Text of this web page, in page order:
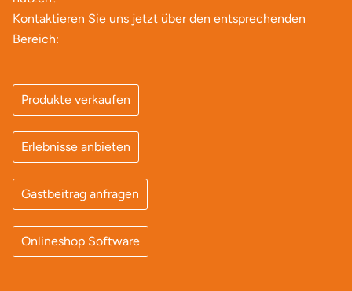
Kontaktieren Sie uns jetzt über den entsprechenden
Bereich:
Produkte verkaufen
Erlebnisse anbieten
Gastbeitrag anfragen
Onlineshop Software
Nidda
Nordwestmecklenburg
Odenwald
Oder-Spree